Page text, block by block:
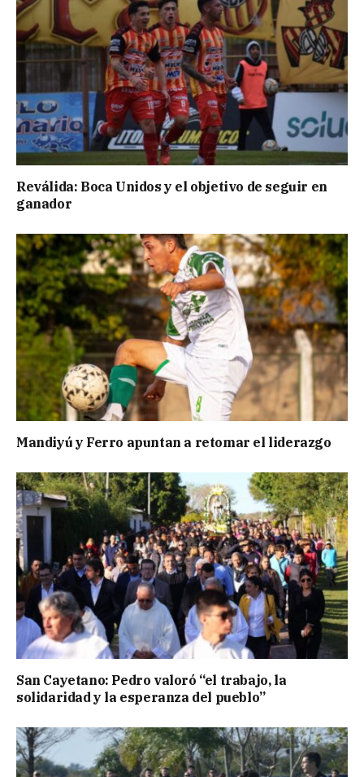
Reválida: Boca Unidos y el objetivo de seguir en
ganador
Mandiyú y Ferro apuntan a retomar el liderazgo
San Cayetano: Pedro valoró “el trabajo, la
solidaridad y la esperanza del pueblo”